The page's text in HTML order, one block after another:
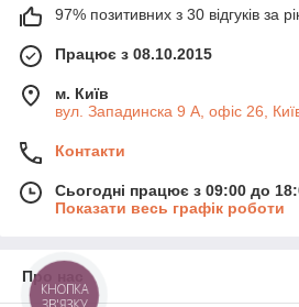
97% позитивних з 30 відгуків за
Працює з 08.10.2015
м. Київ
вул. Западинска 9 А, офіс 26,
Контакти
Сьогодні працює з 09:00 до
Показати весь графік роботи
Про нас
КНОПКА